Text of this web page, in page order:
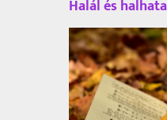
Halál és